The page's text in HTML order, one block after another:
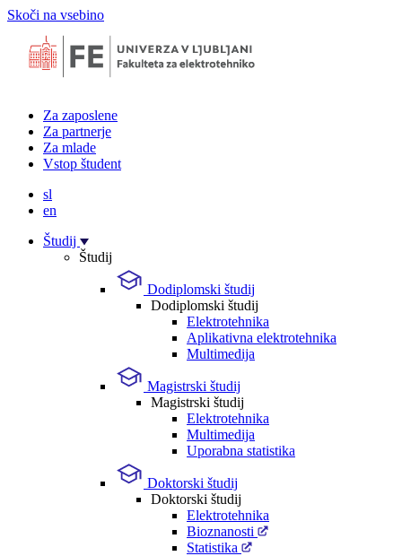
Skoči na vsebino
Za zaposlene
Za partnerje
Za mlade
Vstop študent
sl
en
Študij
Študij
Dodiplomski študij
Dodiplomski študij
Elektrotehnika
Aplikativna elektrotehnika
Multimedija
Magistrski študij
Magistrski študij
Elektrotehnika
Multimedija
Uporabna statistika
Doktorski študij
Doktorski študij
Elektrotehnika
Bioznanosti
Statistika